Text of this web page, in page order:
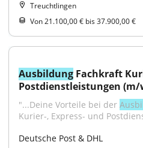
Treuchtlingen
Von 21.100,00 € bis 37.900,00 €
Ausbildung Fachkraft
Postdienstleistungen (m/
"...Deine Vorteile bei der
Kurier-, Express- und
Deutsche Post & DHL